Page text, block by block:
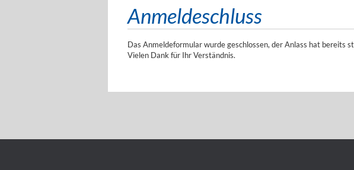
Anmeldeschluss
Das Anmeldeformular wurde geschlossen, der Anlass hat bereits
Vielen Dank für Ihr Verständnis.